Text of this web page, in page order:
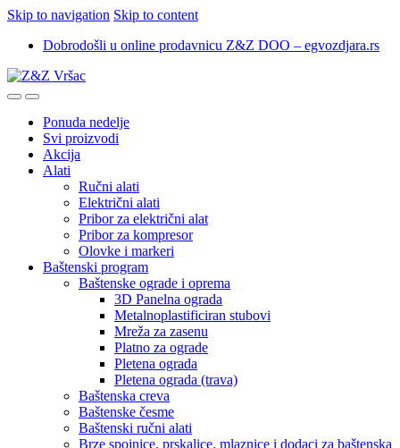
Skip to navigation Skip to content
Dobrodošli u online prodavnicu Z&Z DOO – egvozdjara.rs
Ponuda nedelje
Svi proizvodi
Akcija
Alati
Ručni alati
Električni alati
Pribor za električni alat
Pribor za kompresor
Olovke i markeri
Baštenski program
Baštenske ograde i oprema
3D Panelna ograda
Metalnoplastificiran stubovi
Mreža za zasenu
Platno za ograde
Pletena ograda
Pletena ograda (trava)
Baštenska creva
Baštenske česme
Baštenski ručni alati
Brze spojnice, prskalice, mlaznice i dodaci za baštenska